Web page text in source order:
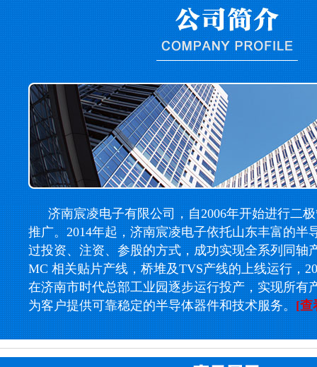
济南宸凌电子有限公司，自2006年开始进行二
推广。2014年起，济南宸凌电子依托山东丰富的半
过投资、注资、参股的方式，成功实现全系列同轴
MC 相关贴片产线，桥堆及TVS产线的上线运行，
在济南市时代总部工业园逐步运行投产，实现所有
为客户提供可靠稳定的半导体器件和技术服务。[查